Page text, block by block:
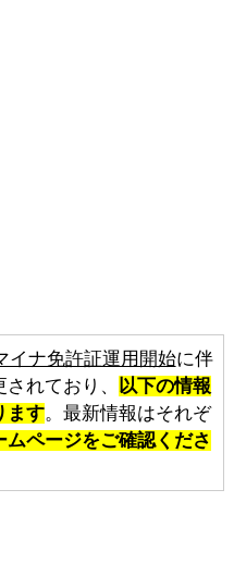
イナ免許証運用開始に伴
れており、
以下の情報
ます。最新情報はそれぞ
ページをご確認くださ